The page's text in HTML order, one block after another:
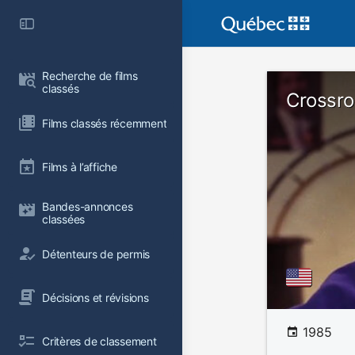
Recherche de films
classés
Films classés récemment
Films à l’affiche
Bandes-annonces
classées
Détenteurs de permis
Décisions et révisions
Critères de classement
1985